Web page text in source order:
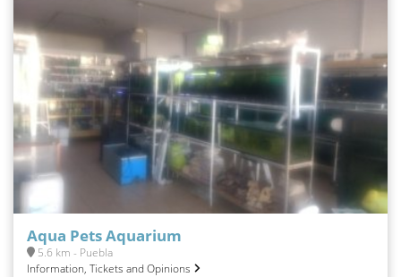
Aqua Pets Aquarium
5.6 km - Puebla
Information, Tickets and Opinions